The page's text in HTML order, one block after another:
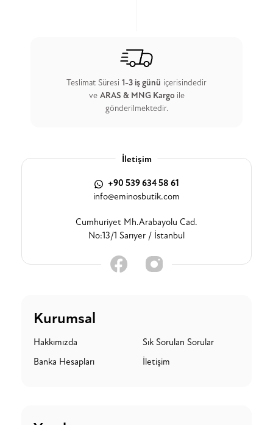
Teslimat Süresi 1-3 iş günü içerisindedir
ve ARAS & MNG Kargo ile
gönderilmektedir.
İletişim
+90 539 634 58 61
info@eminosbutik.com
Cumhuriyet Mh.Arabayolu Cad.
No:13/1 Sarıyer / İstanbul
Kurumsal
Hakkımızda
Sık Sorulan Sorular
Banka Hesapları
İletişim